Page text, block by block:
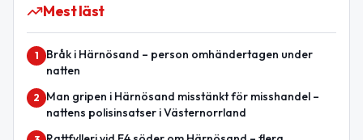
Mest läst
1
Bråk i Härnösand – person omhändertagen under
natten
2
Man gripen i Härnösand misstänkt för misshandel –
nattens polisinsatser i Västernorrland